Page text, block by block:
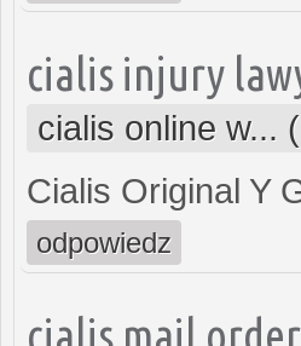
cialis injury
cialis online w...
Cialis Original Y
odpowiedz
cialis mail order